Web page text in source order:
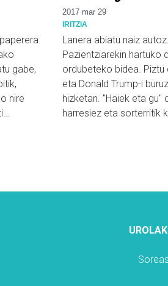
gabe,
nire
2017 mar 29
IRITZIA
Lanera abiatu naiz autoz.
Pazientziarekin hartuko
ordubeteko bidea. Piztu
eta Donald Trump-i
hizketan. "Haiek eta gu"
harresiez eta sorterritik